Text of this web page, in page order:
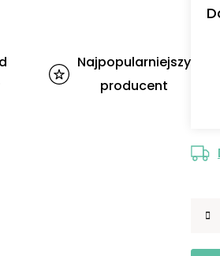
Najpopularniejszy
producent